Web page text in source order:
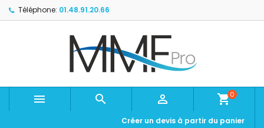
Téléphone: 01.48.91.20.66
   shopping_cart0
Créer un devis à partir du panier